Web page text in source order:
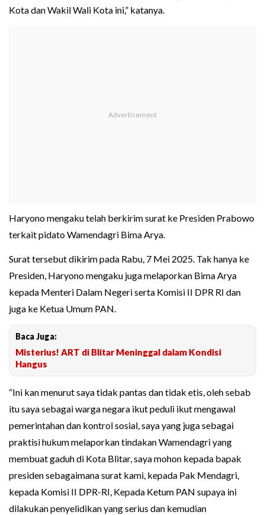
Kota dan Wakil Wali Kota ini,” katanya.
Haryono mengaku telah berkirim surat ke Presiden Prabowo
terkait pidato Wamendagri Bima Arya.
Surat tersebut dikirim pada Rabu, 7 Mei 2025. Tak hanya ke
Presiden, Haryono mengaku juga melaporkan Bima Arya
kepada Menteri Dalam Negeri serta Komisi II DPR RI dan
juga ke Ketua Umum PAN.
Baca Juga:
Misterius! ART di Blitar Meninggal dalam Kondisi
Hangus
“Ini kan menurut saya tidak pantas dan tidak etis, oleh sebab
itu saya sebagai warga negara ikut peduli ikut mengawal
pemerintahan dan kontrol sosial, saya yang juga sebagai
praktisi hukum melaporkan tindakan Wamendagri yang
membuat gaduh di Kota Blitar, saya mohon kepada bapak
presiden sebagaimana surat kami, kepada Pak Mendagri,
kepada Komisi II DPR-RI, Kepada Ketum PAN supaya ini
dilakukan penyelidikan yang serius dan kemudian